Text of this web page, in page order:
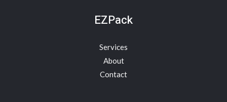
EZPack
Services
About
Contact